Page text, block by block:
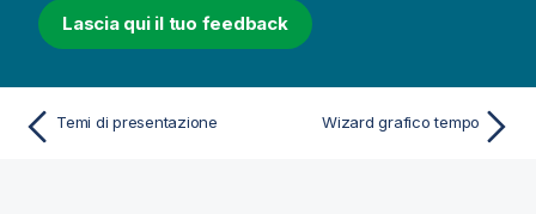
Lascia qui il tuo feedback
Temi di presentazione Wizard grafico tempo